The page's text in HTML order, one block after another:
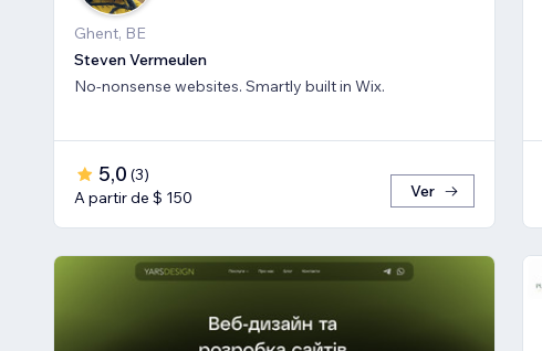
Ghent, BE
Steven Vermeulen
No-nonsense websites. Smartly built in Wix.
5,0 (3)
A partir de $ 150
Ver